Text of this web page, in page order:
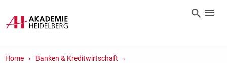
Home
Banken & Kreditwirtschaft